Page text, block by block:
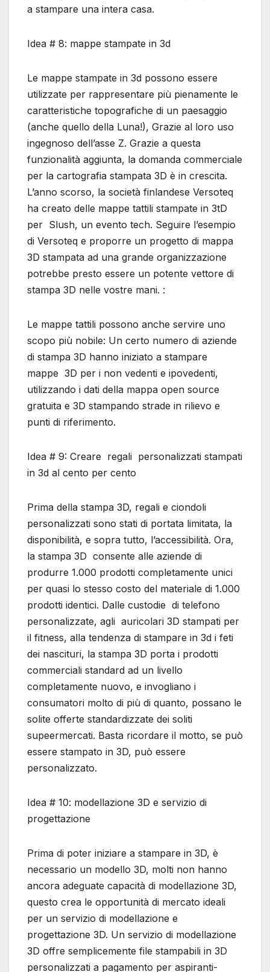
a stampare una intera casa.
Idea # 8: mappe stampate in 3d
Le mappe stampate in 3d possono essere
utilizzate per rappresentare più pienamente le
caratteristiche topografiche di un paesaggio
(anche quello della Luna!), Grazie al loro uso
ingegnoso dell’asse Z. Grazie a questa
funzionalità aggiunta, la domanda commerciale
per la cartografia stampata 3D è in crescita.
L’anno scorso, la società finlandese Versoteq
ha creato delle mappe tattili stampate in 3tD
per Slush, un evento tech. Seguire l’esempio
di Versoteq e proporre un progetto di mappa
3D stampata ad una grande organizzazione
potrebbe presto essere un potente vettore di
stampa 3D nelle vostre mani. :
Le mappe tattili possono anche servire uno
scopo più nobile: Un certo numero di aziende
di stampa 3D hanno iniziato a stampare
mappe 3D per i non vedenti e ipovedenti,
utilizzando i dati della mappa open source
gratuita e 3D stampando strade in rilievo e
punti di riferimento.
Idea # 9: Creare regali personalizzati stampati
in 3d al cento per cento
Prima della stampa 3D, regali e ciondoli
personalizzati sono stati di portata limitata, la
disponibilità, e sopra tutto, l’accessibilità. Ora,
la stampa 3D consente alle aziende di
produrre 1.000 prodotti completamente unici
per quasi lo stesso costo del materiale di 1.000
prodotti identici. Dalle custodie di telefono
personalizzate, agli auricolari 3D stampati per
il fitness, alla tendenza di stampare in 3d i feti
dei nascituri, la stampa 3D porta i prodotti
commerciali standard ad un livello
completamente nuovo, e invogliano i
consumatori molto di più di quanto, possano le
solite offerte standardizzate dei soliti
supeermercati. Basta ricordare il motto, se può
essere stampato in 3D, può essere
personalizzato.
Idea # 10: modellazione 3D e servizio di
progettazione
Prima di poter iniziare a stampare in 3D, è
necessario un modello 3D, molti non hanno
ancora adeguate capacità di modellazione 3D,
questo crea le opportunità di mercato ideali
per un servizio di modellazione e
progettazione 3D. Un servizio di modellazione
3D offre semplicemente file stampabili in 3D
personalizzati a pagamento per aspiranti-